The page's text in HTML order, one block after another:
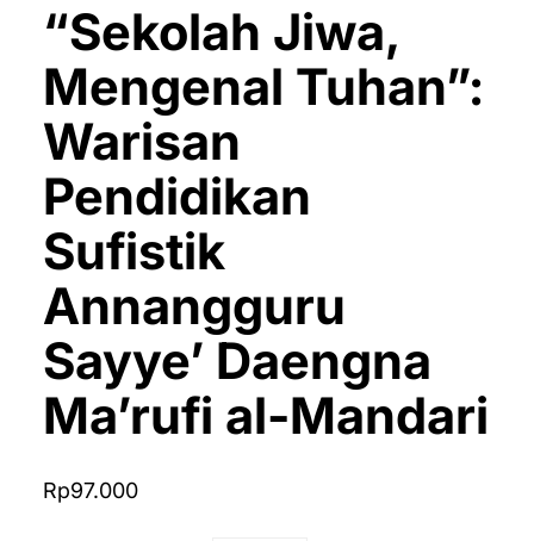
“Sekolah Jiwa,
Mengenal Tuhan”:
Warisan
Pendidikan
Sufistik
Annangguru
Sayye’ Daengna
Ma’rufi al-Mandari
Rp97.000